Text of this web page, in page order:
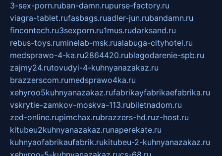
3-sex-porn.ruban-damn.rupurse-factory.ru
viagra-tablet.rufasbags.ruadler-jun.rubandamn.ru
fincontech.ru3sexporn.ru1mus.rudarksand.ru
rebus-toys.ruminelab-msk.rualabuga-cityhotel.ru
medsprawo-4-ka.ru2864420.rublagodarenie-spb.ru
zajmy24.rutovudyi-4-kuhnyanazakaz.ru
brazzerscom.rumedsprawo4ka.ru
xehyroo5kuhnyanazakaz.rufabrikayfabrikaefabrika.ru
vskrytie-zamkov-moskva-113.rubiletnadom.ru
zed-online.rupimchax.rubrazzers-hd.ruz-host.ru
kitubeu2kuhnyanazakaz.runaperekate.ru
kuhnyaofabrikaufabrik.rukitubeu-2-kuhnyanazakaz.ru